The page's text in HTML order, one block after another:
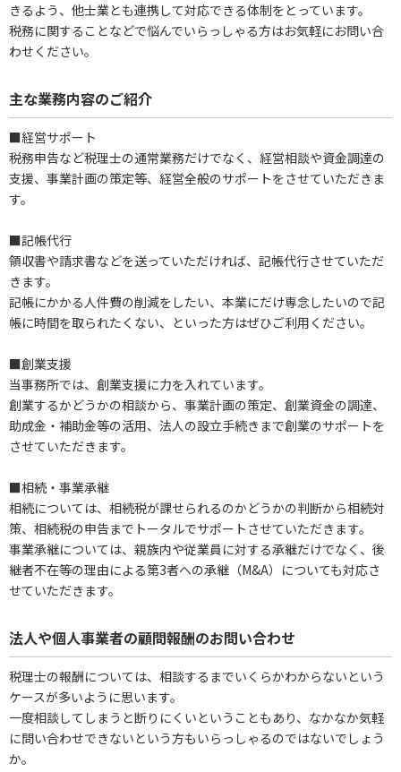
きるよう、他士業とも連携して対応できる体制をとっています。
税務に関することなどで悩んでいらっしゃる方はお気軽にお問い合
わせください。
主な業務内容のご紹介
■経営サポート
税務申告など税理士の通常業務だけでなく、経営相談や資金調達の
支援、事業計画の策定等、経営全般のサポートをさせていただきま
す。
■記帳代行
領収書や請求書などを送っていただければ、記帳代行させていただ
きます。
記帳にかかる人件費の削減をしたい、本業にだけ専念したいので記
帳に時間を取られたくない、といった方はぜひご利用ください。
■創業支援
当事務所では、創業支援に力を入れています。
創業するかどうかの相談から、事業計画の策定、創業資金の調達、
助成金・補助金等の活用、法人の設立手続きまで創業のサポートを
させていただきます。
■相続・事業承継
相続については、相続税が課せられるのかどうかの判断から相続対
策、相続税の申告までトータルでサポートさせていただきます。
事業承継については、親族内や従業員に対する承継だけでなく、後
継者不在等の理由による第3者への承継（M&A）についても対応さ
せていただきます。
法人や個人事業者の顧問報酬のお問い合わせ
税理士の報酬については、相談するまでいくらかわからないという
ケースが多いように思います。
一度相談してしまうと断りにくいということもあり、なかなか気軽
に問い合わせできないという方もいらっしゃるのではないでしょう
か。